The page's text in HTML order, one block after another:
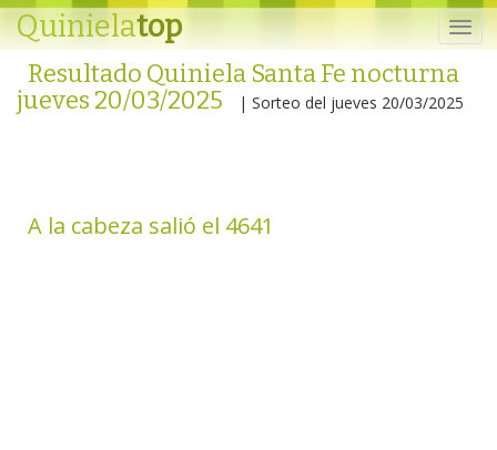
Quinielatop
Resultado Quiniela Santa Fe nocturna
jueves 20/03/2025
| Sorteo del jueves 20/03/2025
A la cabeza salió el 4641